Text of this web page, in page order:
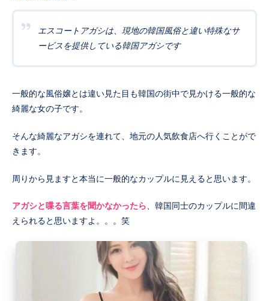
エスコートアガシは、現地の韓国風俗と違い特殊なサ
ービスを提供している韓国アガシです
一般的な風俗嬢とは違い見た目も韓国の街中で見かける一般的な
綺麗な女の子です。
そんな綺麗なアガシを連れて、地元の人気飲食店へ行くことがで
きます。
周りから見ますと本当に一般的なカップルに見えると思います。
アガシと喋る言葉を聞かなかったら、韓国同士のカップルに間違
えられると思いますよ。。。笑